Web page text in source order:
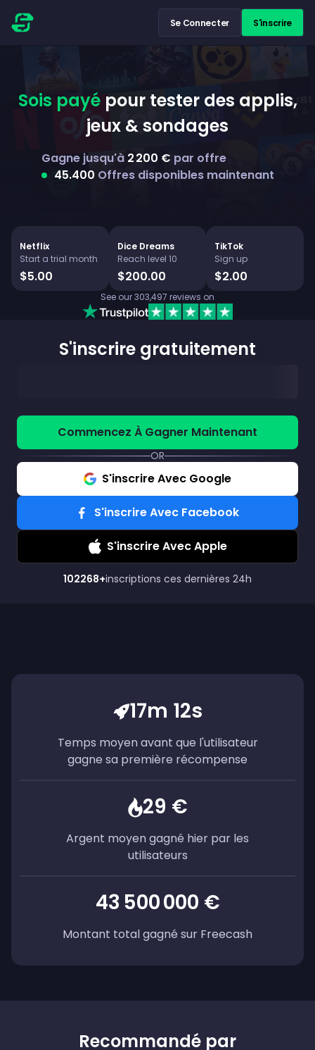
Se Connecter S'inscrire
Sois payépour tester des applis,
jeux & sondages
Gagne jusqu'à 2 200 € par offre
45.400 Offres disponibles maintenant
Netflix
Start a trial month
$5.00
Dice Dreams
Reach level 10
$200.00
TikTok
Sign up
$2.00
See our303,497 reviews on
S'inscrire gratuitement
Commencez À Gagner Maintenant
OR
S'inscrire Avec Google
S'inscrire Avec Facebook
S'inscrire Avec Apple
102268+inscriptions ces dernières 24h
17m 12s
Temps moyen avant que l'utilisateur
gagne sa première récompense
29 €
Argent moyen gagné hier par les
utilisateurs
43 500 000 €
Montant total gagné sur Freecash
Recommandé par